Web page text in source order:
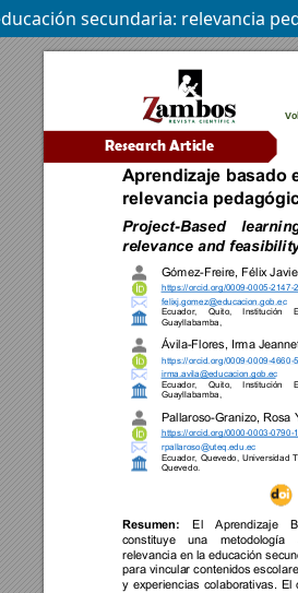
secundaria: relevancia